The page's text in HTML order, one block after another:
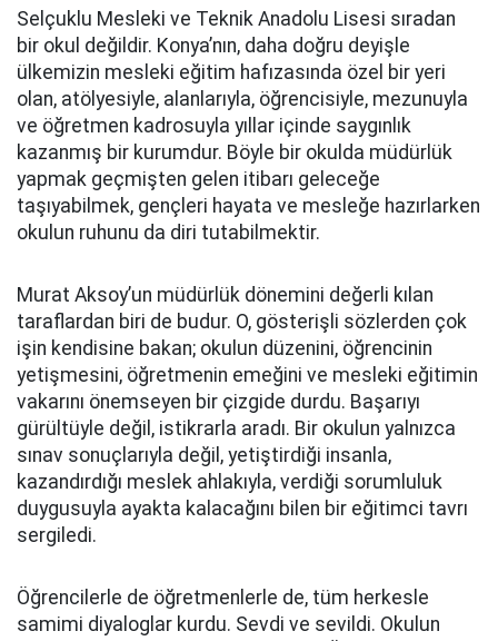
Selçuklu Mesleki ve Teknik Anadolu Lisesi sıradan
bir okul değildir. Konya’nın, daha doğru deyişle
ülkemizin mesleki eğitim hafızasında özel bir yeri
olan, atölyesiyle, alanlarıyla, öğrencisiyle, mezunuyla
ve öğretmen kadrosuyla yıllar içinde saygınlık
kazanmış bir kurumdur. Böyle bir okulda müdürlük
yapmak geçmişten gelen itibarı geleceğe
taşıyabilmek, gençleri hayata ve mesleğe hazırlarken
okulun ruhunu da diri tutabilmektir.
Murat Aksoy’un müdürlük dönemini değerli kılan
taraflardan biri de budur. O, gösterişli sözlerden çok
işin kendisine bakan; okulun düzenini, öğrencinin
yetişmesini, öğretmenin emeğini ve mesleki eğitimin
vakarını önemseyen bir çizgide durdu. Başarıyı
gürültüyle değil, istikrarla aradı. Bir okulun yalnızca
sınav sonuçlarıyla değil, yetiştirdiği insanla,
kazandırdığı meslek ahlakıyla, verdiği sorumluluk
duygusuyla ayakta kalacağını bilen bir eğitimci tavrı
sergiledi.
Öğrencilerle de öğretmenlerle de, tüm herkesle
samimi diyaloglar kurdu. Sevdi ve sevildi. Okulun